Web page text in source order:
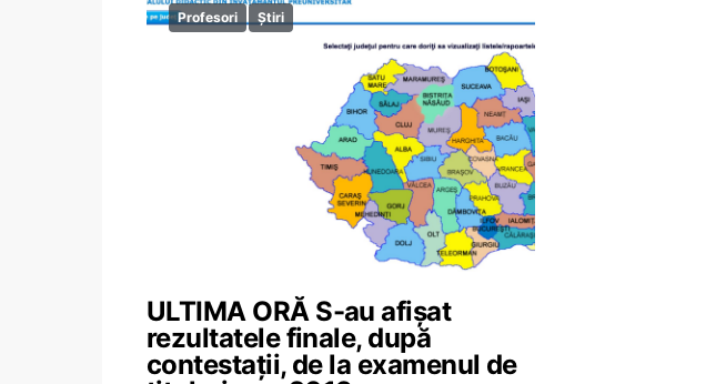
Profesori Știri
ULTIMA ORĂ S-au afișat
rezultatele finale, după
contestații, de la examenul de